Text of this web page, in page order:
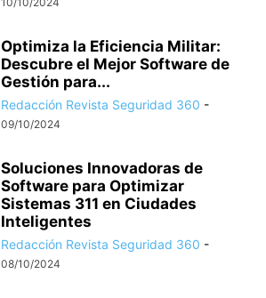
Optimiza la Eficiencia Militar:
Descubre el Mejor Software de
Gestión para...
Redacción Revista Seguridad 360 -
09/10/2024
Soluciones Innovadoras de
Software para Optimizar
Sistemas 311 en Ciudades
Inteligentes
Redacción Revista Seguridad 360 -
08/10/2024